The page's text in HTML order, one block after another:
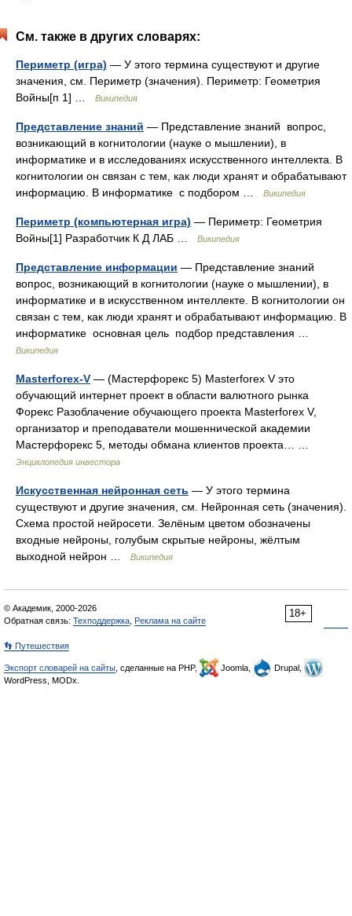
См. также в других словарях:
Периметр (игра) — У этого термина существуют и другие
значения, см. Периметр (значения). Периметр: Геометрия
Войны[п 1] …
Википедия
Представление знаний — Представление знаний вопрос,
возникающий в когнитологии (науке о мышлении), в
информатике и в исследованиях искусственного интеллекта. В
когнитологии он связан с тем, как люди хранят и обрабатывают
информацию. В информатике с подбором …
Википедия
Периметр (компьютерная игра) — Периметр: Геометрия
Войны[1] Разработчик К Д ЛАБ …
Википедия
Представление информации — Представление знаний
вопрос, возникающий в когнитологии (науке о мышлении), в
информатике и в искусственном интеллекте. В когнитологии он
связан с тем, как люди хранят и обрабатывают информацию. В
информатике основная цель подбор представления …
Википедия
Masterforex-V — (Мастерфорекс 5) Masterforex V это
обучающий интернет проект в области валютного рынка
Форекс Разоблачение обучающего проекта Masterforex V,
организатор и преподаватели мошеннической академии
Мастерфорекс 5, методы обмана клиентов проекта… …
Энциклопедия инвестора
Искусственная нейронная сеть — У этого термина
существуют и другие значения, см. Нейронная сеть (значения).
Схема простой нейросети. Зелёным цветом обозначены
входные нейроны, голубым скрытые нейроны, жёлтым
выходной нейрон …
Википедия
18+
© Академик, 2000-2026
Обратная связь: Техподдержка Реклама на сайте
👣 Путешествия
Экспорт словарей на сайты , сделанные на PHP, Joomla,
Drupal,
WordPress, MODx.